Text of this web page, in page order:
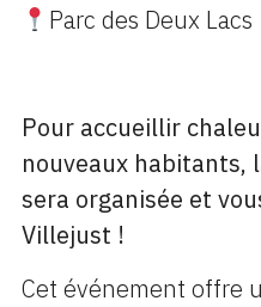
Parc des Deux Lacs
Pour accueillir
nouveaux habitants,
sera organisée et
Villejust !
Cet événement offre